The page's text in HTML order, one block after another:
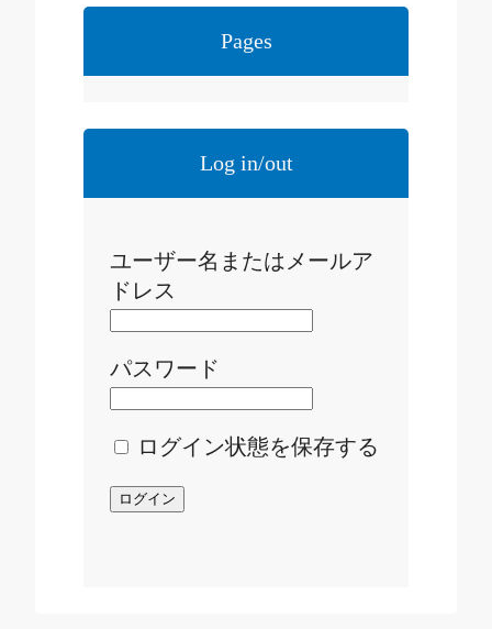
Pages
Log in/out
ユーザー名またはメールア
ドレス
パスワード
ログイン状態を保存する